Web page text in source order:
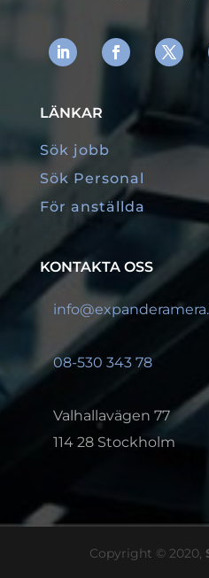
LÄNKAR
Sök jobb
Sök Personal
För anställda
KONTAKTA OSS
08-530 343 78
Valhallavägen 77
114 28 Stockholm
Copyright © 2020,